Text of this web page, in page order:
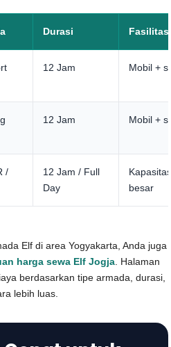
Durasi Fasilitas
12 Jam Mobil +
12 Jam Mobil +
/
12 Jam / Full
Day
besar
Elf di area Yogyakarta, Anda juga
harga sewa Elf Jogja . Halaman
berdasarkan tipe armada, durasi,
lebih luas.